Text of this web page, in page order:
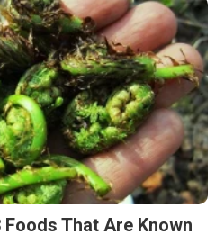
That Are Known